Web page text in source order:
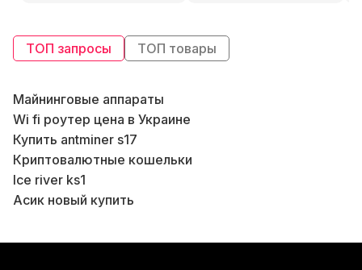
ТОП запросы ТОП товары
Майнинговые аппараты
Wi fi роутер цена в Украине
Купить antminer s17
Криптовалютные кошельки
Ice river ks1
Асик новый купить
Купить лан кабель Киев